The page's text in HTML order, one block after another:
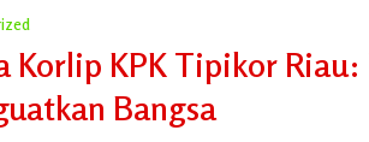
Korlip KPK Tipikor
Bangsa